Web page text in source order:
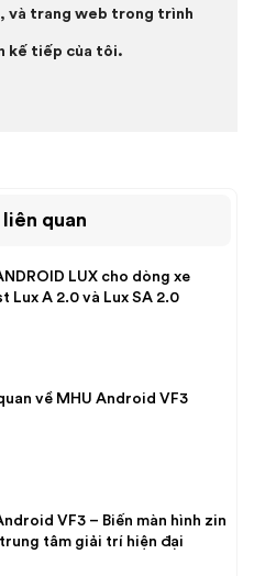
và trang web trong trình
kế tiếp của tôi.
quan
LUX cho dòng xe
Lux A 2.0 và Lux SA 2.0
về MHU Android VF3
VF3 – Biến màn hình zin
tâm giải trí hiện đại